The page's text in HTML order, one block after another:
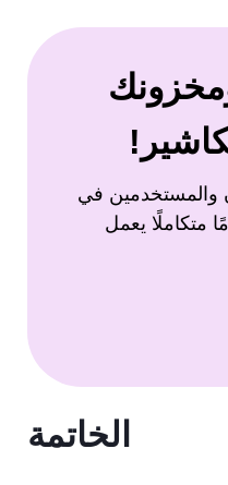
والمستخدمين في
متكاملًا يعمل
الخاتمة